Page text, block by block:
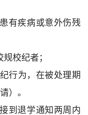
有疾病或意外伤残
校纪者；
行为，在被处理期
）。
到退学通知两周内